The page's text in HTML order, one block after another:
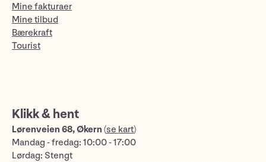
Mine fakturaer
Mine tilbud
Bærekraft
Tourist
Klikk & hent
Lørenveien 68, Økern (se kart)
Mandag - fredag: 10:00 - 17:00
Lørdag: Stengt